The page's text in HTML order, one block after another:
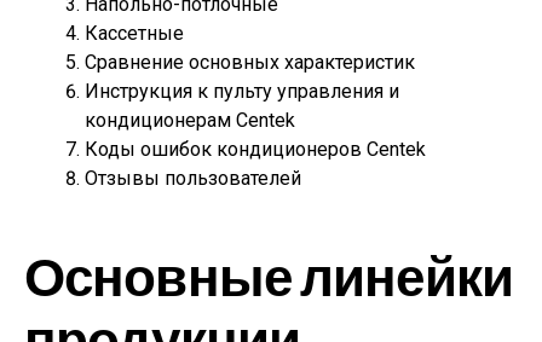
Кассетные
Сравнение основных характеристик
Инструкция к пульту управления и
кондиционерам Centek
Коды ошибок кондиционеров Centek
Отзывы пользователей
Основные линейки